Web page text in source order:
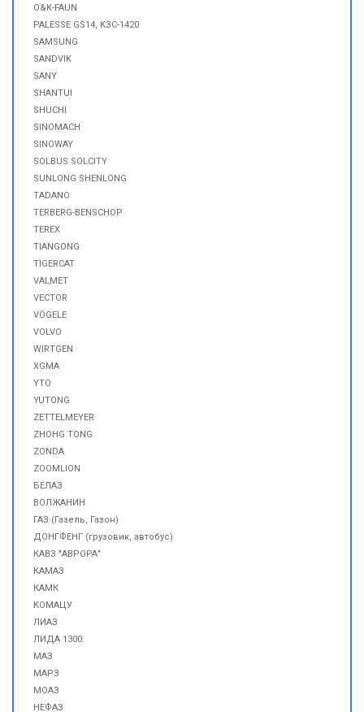
O&K-FAUN
PALESSE GS14, КЗС-1420
SAMSUNG
SANDVIK
SANY
SHANTUI
SHUCHI
SINOMACH
SINOWAY
SOLBUS SOLCITY
SUNLONG SHENLONG
TADANO
TERBERG-BENSCHOP
TEREX
TIANGONG
TIGERCAT
VALMET
VECTOR
VÖGELE
VOLVO
WIRTGEN
XGMA
YTO
YUTONG
ZETTELMEYER
ZHOHG TONG
ZONDA
ZOOMLION
БЕЛАЗ
ВОЛЖАНИН
ГАЗ (Газель, Газон)
ДОНГФЕНГ (грузовик, автобус)
КАВЗ "АВРОРА"
КАМАЗ
КАМК
КОМАЦУ
ЛИАЗ
ЛИДА 1300
МАЗ
МАРЗ
МОАЗ
НЕФАЗ